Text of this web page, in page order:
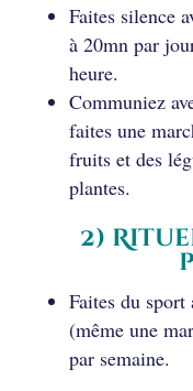
Faites silence
à 20mn par
heure.
Communiez
faites une
fruits et des
plantes.
2)
Faites du
(même une
par semaine.